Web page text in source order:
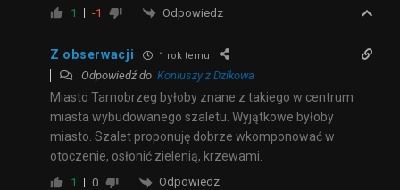
1 -1 Odpowiedz
Z obserwacji 1 rok temu
Odpowiedź do Koniuszy z Dzikowa
Miasto Tarnobrzeg byłoby znane z takiego w centrum
miasta wybudowanego szaletu. Wyjątkowe byłoby
miasto. Szalet proponuję dobrze wkomponować w
otoczenie, osłonić zielenią, krzewami.
1 0 Odpowiedz